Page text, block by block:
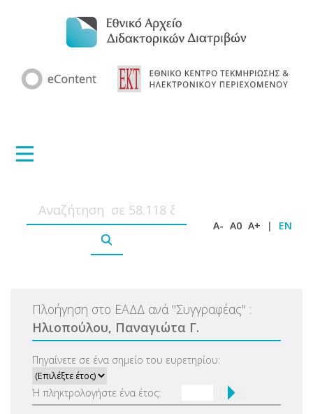
A- A0 A+ | EN
Πλοήγηση στο ΕΑΔΔ ανά "Συγγραφέας" :
Ηλιοπούλου, Παναγιώτα Γ.
Πηγαίνετε σε ένα σημείο του ευρετηρίου:
Ή πληκτρολογήστε ένα έτος: